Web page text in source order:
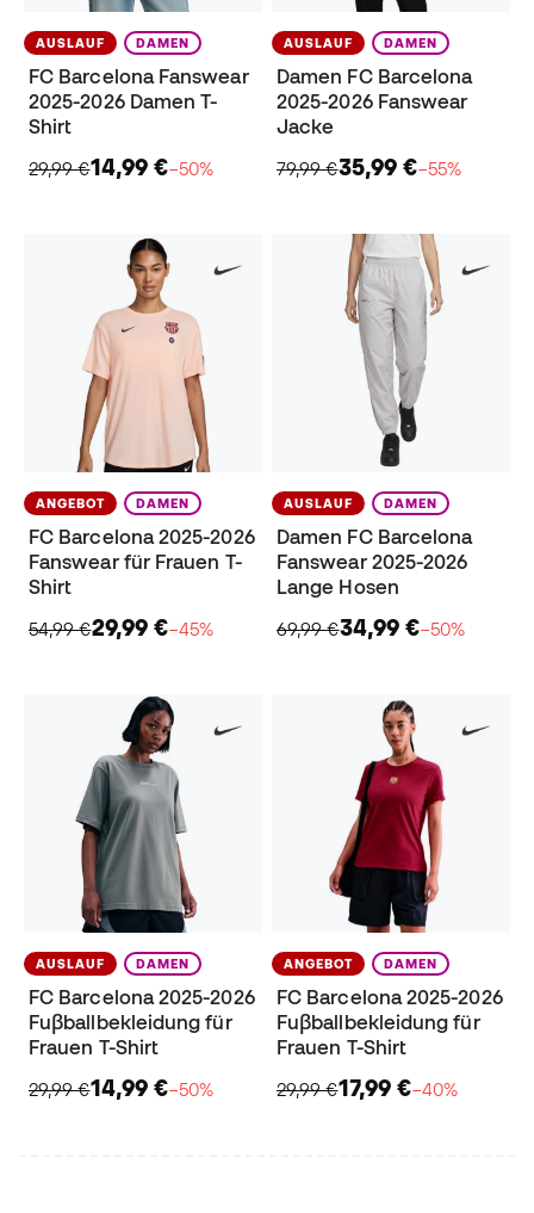
AUSLAUF DAMEN
FC Barcelona Fanswear
2025-2026 Damen T-
Shirt
29,99 €14,99 €−50%
AUSLAUF DAMEN
Damen FC Barcelona
2025-2026 Fanswear
Jacke
79,99 €35,99 €−55%
ANGEBOT DAMEN
FC Barcelona 2025-2026
Fanswear für Frauen T-
Shirt
54,99 €29,99 €−45%
AUSLAUF DAMEN
Damen FC Barcelona
Fanswear 2025-2026
Lange Hosen
69,99 €34,99 €−50%
AUSLAUF DAMEN
FC Barcelona 2025-2026
Fuβballbekleidung für
Frauen T-Shirt
29,99 €14,99 €−50%
ANGEBOT DAMEN
FC Barcelona 2025-2026
Fuβballbekleidung für
Frauen T-Shirt
29,99 €17,99 €−40%